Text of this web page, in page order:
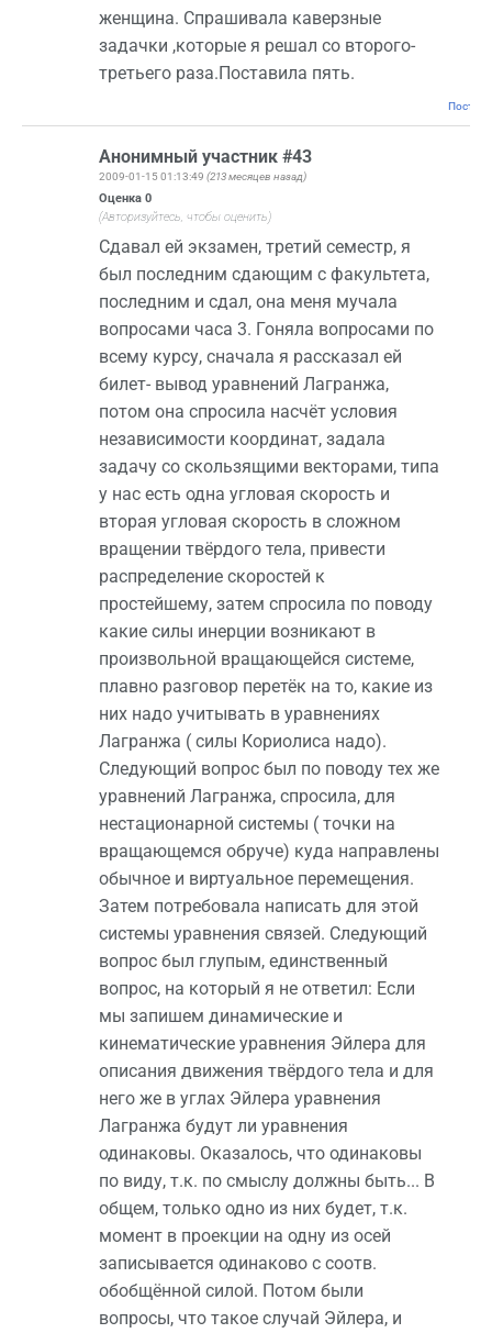
женщина. Спрашивала каверзные
задачки ,которые я решал со второго-
третьего раза.Поставила пять.
Анонимный участник #43
2009-01-15 01:13:49 (213 месяцев назад)
Оценка 0
(Авторизуйтесь, чтобы оценить)
Сдавал ей экзамен, третий семестр, я
был последним сдающим с факультета,
последним и сдал, она меня мучала
вопросами часа 3. Гоняла вопросами по
всему курсу, сначала я рассказал ей
билет- вывод уравнений Лагранжа,
потом она спросила насчёт условия
независимости координат, задала
задачу со скользящими векторами, типа
у нас есть одна угловая скорость и
вторая угловая скорость в сложном
вращении твёрдого тела, привести
распределение скоростей к
простейшему, затем спросила по поводу
какие силы инерции возникают в
произвольной вращающейся системе,
плавно разговор перетёк на то, какие из
них надо учитывать в уравнениях
Лагранжа ( силы Кориолиса надо).
Следующий вопрос был по поводу тех же
уравнений Лагранжа, спросила, для
нестационарной системы ( точки на
вращающемся обруче) куда направлены
обычное и виртуальное перемещения.
Затем потребовала написать для этой
системы уравнения связей. Следующий
вопрос был глупым, единственный
вопрос, на который я не ответил: Если
мы запишем динамические и
кинематические уравнения Эйлера для
описания движения твёрдого тела и для
него же в углах Эйлера уравнения
Лагранжа будут ли уравнения
одинаковы. Оказалось, что одинаковы
по виду, т.к. по смыслу должны быть... В
общем, только одно из них будет, т.к.
момент в проекции на одну из осей
записывается одинаково с соотв.
обобщённой силой. Потом были
вопросы, что такое случай Эйлера, и